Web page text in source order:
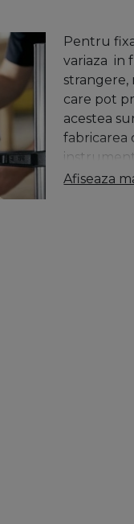
Pentru
variaza in
care pot
acestea
fabricarea
Afiseaza